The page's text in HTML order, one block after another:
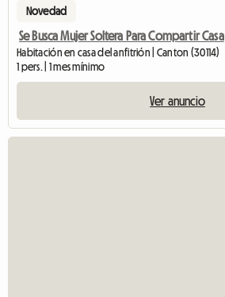
Novedad
Se Busca Mujer Soltera Para Compartir Casa
Habitación en casa del anfitrión | Canton (30114)
1 pers. | 1 mes mínimo
Ver anuncio